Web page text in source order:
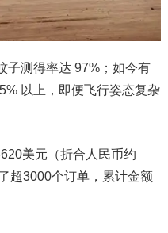
子测得率达 97%；如今有
以上，即便飞行姿态复杂
美元（折合人民币约
3000个订单，累计金额